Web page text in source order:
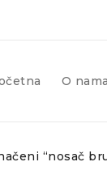
O nama
“nosač